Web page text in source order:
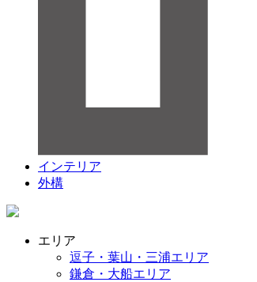
インテリア
外構
エリア
逗子・葉山・三浦エリア
鎌倉・大船エリア